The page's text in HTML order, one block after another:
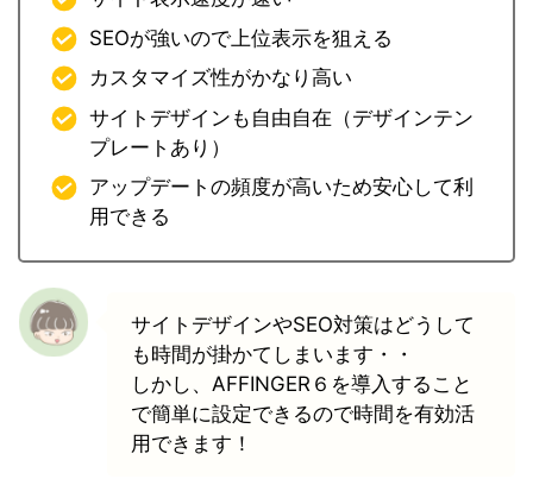
SEOが強いので上位表示を狙える
カスタマイズ性がかなり高い
サイトデザインも自由自在（デザインテン
プレートあり）
アップデートの頻度が高いため安心して利
用できる
サイトデザインやSEO対策はどうして
も時間が掛かてしまいます・・
しかし、AFFINGER６を導入すること
で簡単に設定できるので時間を有効活
用できます！